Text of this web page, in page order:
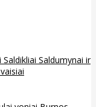
Saldikliai Saldumynai ir